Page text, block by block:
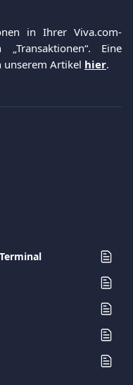
in Ihrer Viva.com-
Eine
unserem Artikel hier.